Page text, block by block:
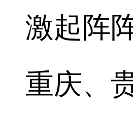
激起阵
重庆、